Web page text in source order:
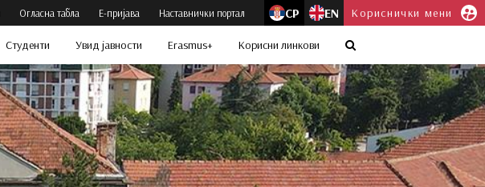
Огласна табла Е-пријава Наставнички портал СР EN Кориснички мени
Студенти Увид јавности Erasmus+ Корисни линкови